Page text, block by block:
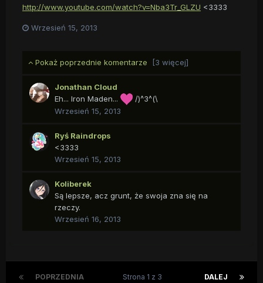
http://www.youtube.com/watch?v=Nba3Tr_GLZU <3333
Wrzesień 15, 2013
Pokaż poprzednie komentarze [3 więcej]
Jonathan Cloud
Eh... Iron Maden...
/)^3^(\
Wrzesień 15, 2013
Ryś Raindrops
<3333
Wrzesień 15, 2013
Koliberek
Są lepsze, acz grunt, że swoja zna się na
rzeczy.
Wrzesień 16, 2013
POPRZEDNIA DALEJ
Strona 1 z 3